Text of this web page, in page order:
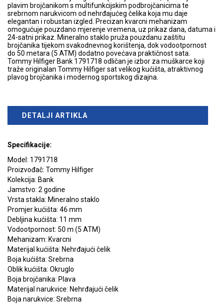
plavim brojčanikom s multifunkcijskim podbrojčanicima te
srebrnom narukvicom od nehrđajućeg čelika koja mu daje
elegantan i robustan izgled. Precizan kvarcni mehanizam
omogućuje pouzdano mjerenje vremena, uz prikaz dana, datuma i
24-satni prikaz. Mineralno staklo pruža pouzdanu zaštitu
brojčanika tijekom svakodnevnog korištenja, dok vodootpornost
do 50 metara (5 ATM) dodatno povećava praktičnost sata.
Tommy Hilfiger Bank 1791718 odličan je izbor za muškarce koji
traže originalan Tommy Hilfiger sat velikog kućišta, atraktivnog
plavog brojčanika i modernog sportskog dizajna.
DETALJI ARTIKLA
Specifikacije:
Model: 1791718
Proizvođač: Tommy Hilfiger
Kolekcija: Bank
Jamstvo: 2 godine
Vrsta stakla: Mineralno staklo
Promjer kućišta: 46 mm
Debljina kućišta: 11 mm
Vodootpornost: 50 m (5 ATM)
Mehanizam: Kvarcni
Materijal kućišta: Nehrđajući čelik
Boja kućišta: Srebrna
Oblik kućišta: Okruglo
Boja brojčanika: Plava
Materijal narukvice: Nehrđajući čelik
Boja narukvice: Srebrna